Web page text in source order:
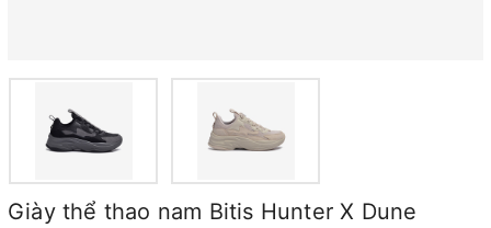
Giày thể thao nam Bitis Hunter X Dune